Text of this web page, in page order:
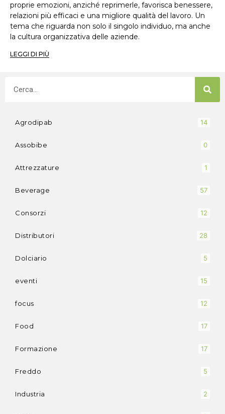
proprie emozioni, anziché reprimerle, favorisca benessere,
relazioni più efficaci e una migliore qualità del lavoro. Un
tema che riguarda non solo il singolo individuo, ma anche
la cultura organizzativa delle aziende.
LEGGI DI PIÙ
Agrodipab 14
Assobibe 0
Attrezzature 1
Beverage 57
Consorzi 12
Distributori 28
Dolciario 5
eventi 15
focus 12
Food 17
Formazione 17
Freddo 5
Industria 2